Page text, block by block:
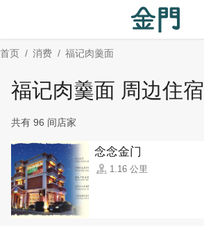
主
要
首页 消费 福记肉羹面
福记肉羹面 周边住宿
共有 96 间店家
念念金门
1.16 公里